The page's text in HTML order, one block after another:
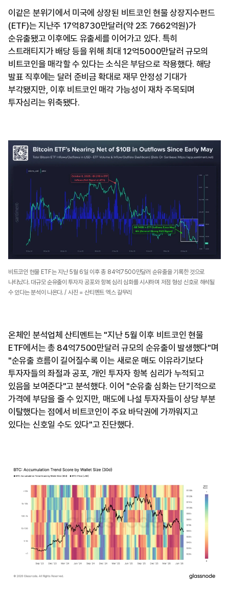
이같은 분위기에서 미국에 상장된 비트코인 현물 상장지수펀드
(ETF)는 지난주 17억8730만달러(약 2조 7662억원)가
순유출됐고 이후에도 유출세를 이어가고 있다. 특히
스트래티지가 배당 등을 위해 최대 12억5000만달러 규모의
비트코인을 매각할 수 있다는 소식은 부담으로 작용했다. 해당
발표 직후에는 달러 준비금 확대로 재무 안정성 기대가
부각됐지만, 이후 비트코인 매각 가능성이 재차 주목되며
투자심리는 위축됐다.
비트코인 현물 ETF는 지난 5월 6일 이후 총 84억7500만달러 순유출을 기록한 것으로
나타났다. 대규모 순유출이 투자자 공포와 항복 심리 심화를 시사하며 저점 형성 신호로 해석될
수 있다는 분석이 나온다. / 사진 = 산티멘트 엑스 갈무리
온체인 분석업체 산티멘트는 "지난 5월 이후 비트코인 현물
ETF에서는 총 84억7500만달러 규모의 순유출이 발생했다"며
"순유출 흐름이 길어질수록 이는 새로운 매도 이유라기보다
투자자들의 좌절과 공포, 개인 투자자 항복 심리가 누적되고
있음을 보여준다"고 분석했다. 이어 "순유출 심화는 단기적으로
가격에 부담을 줄 수 있지만, 매도에 나설 투자자들이 상당 부분
이탈했다는 점에서 비트코인이 주요 바닥권에 가까워지고
있다는 신호일 수도 있다"고 진단했다.